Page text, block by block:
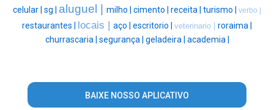
celular | sg | aluguel | milho | cimento | receita | turismo | verbo |
restaurantes | locais | aço | escritorio | veterinario | roraima |
churrascaria | segurança | geladeira | academia |
BAIXE NOSSO APLICATIVO